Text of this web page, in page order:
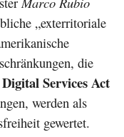
„exterritoriale
die
Digital Services Act
werden als
gewertet.